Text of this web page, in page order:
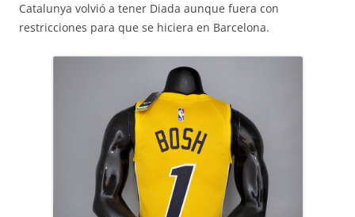
Catalunya volvió a tener Diada aunque fuera con
restricciones para que se hiciera en Barcelona.